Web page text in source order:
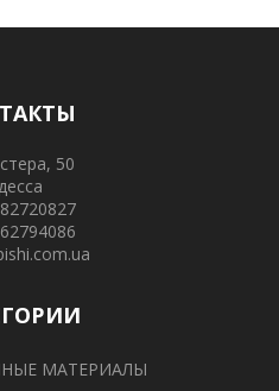
50
МАТЕРИАЛЫ